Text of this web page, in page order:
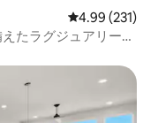
レビュー231
4.99 (231)
たラグジュアリーキ